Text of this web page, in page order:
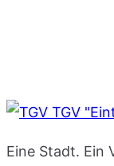
TGV
Eine Stadt. Ein